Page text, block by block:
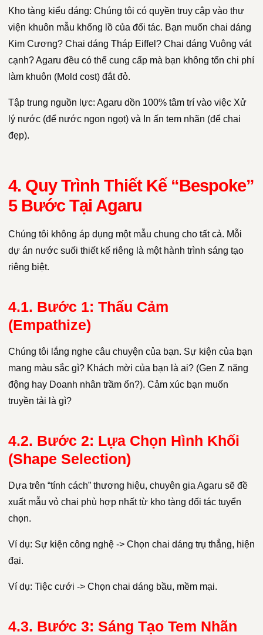
Kho tàng kiểu dáng: Chúng tôi có quyền truy cập vào thư
viện khuôn mẫu khổng lồ của đối tác. Bạn muốn chai dáng
Kim Cương? Chai dáng Tháp Eiffel? Chai dáng Vuông vát
cạnh? Agaru đều có thể cung cấp mà bạn không tốn chi phí
làm khuôn (Mold cost) đắt đỏ.
Tập trung nguồn lực: Agaru dồn 100% tâm trí vào việc Xử
lý nước (để nước ngon ngọt) và In ấn tem nhãn (để chai
đẹp).
4. Quy Trình Thiết Kế “Bespoke”
5 Bước Tại Agaru
Chúng tôi không áp dụng một mẫu chung cho tất cả. Mỗi
dự án nước suối thiết kế riêng là một hành trình sáng tạo
riêng biệt.
4.1. Bước 1: Thấu Cảm
(Empathize)
Chúng tôi lắng nghe câu chuyện của bạn. Sự kiện của bạn
mang màu sắc gì? Khách mời của bạn là ai? (Gen Z năng
động hay Doanh nhân trầm ổn?). Cảm xúc bạn muốn
truyền tải là gì?
4.2. Bước 2: Lựa Chọn Hình Khối
(Shape Selection)
Dựa trên “tính cách” thương hiệu, chuyên gia Agaru sẽ đề
xuất mẫu vỏ chai phù hợp nhất từ kho tàng đối tác tuyển
chọn.
Ví dụ: Sự kiện công nghệ -> Chọn chai dáng trụ thẳng, hiện
đại.
Ví dụ: Tiệc cưới -> Chọn chai dáng bầu, mềm mại.
4.3. Bước 3: Sáng Tạo Tem Nhãn